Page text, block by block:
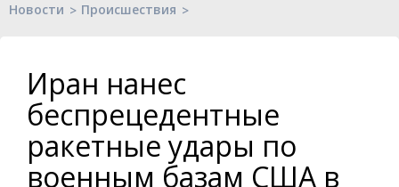
Новости Происшествия
Иран нанес
беспрецедентные
ракетные удары по
военным базам США в